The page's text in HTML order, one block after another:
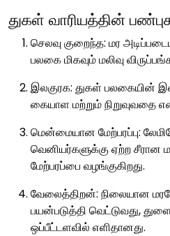
துகள் வாரியத்தின்
செலவு குறைந்த: மர
பலகை மிகவும் மலிவு
இலகுரக: துகள் பலகையின்
கையாள மற்றும் நிறுவுவதை
மென்மையான மேற்பரப்பு:
வெனியர்களுக்கு ஏற்ற
மேற்பரப்பை வழங்குகிறது.
வேலைத்திறன்: நிலையான
பயன்படுத்தி வெட்டுவது,
ஒப்பீட்டளவில் எளிதானது.